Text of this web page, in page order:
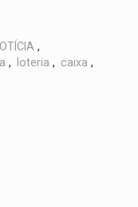
,
, loteria , caixa ,